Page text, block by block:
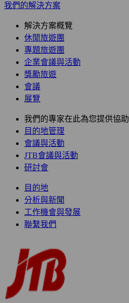
我們的解決方案
解決方案概覽
休閒旅遊團
專題旅遊團
企業會議與活動
獎勵旅遊
會議
展覽
我們的專家在此為您提供協助
目的地管理
會議與活動
JTB會議與活動
研討會
目的地
分析與新聞
工作機會與發展
聯繫我們